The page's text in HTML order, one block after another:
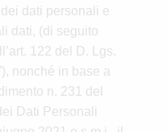
dati personali e
dati, (di seguito
122 del D. Lgs.
nonché in base a
n. 231 del
Dati Personali